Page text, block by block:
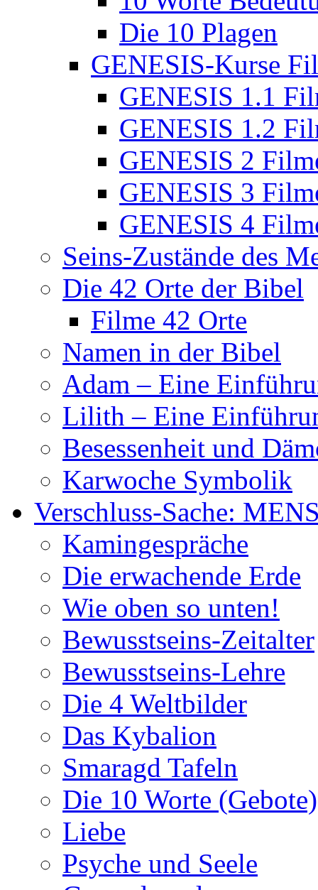
Die 10 Plagen
GENESIS-Kurse
GENESIS 1.1
GENESIS 1.2
GENESIS 2
GENESIS 3
GENESIS 4
Seins-Zustände des
Die 42 Orte der Bibel
Filme 42 Orte
Namen in der Bibel
Adam – Eine
Lilith – Eine
Besessenheit und
Karwoche Symbolik
Verschluss-Sache:
Kamingespräche
Die erwachende Erde
Wie oben so unten!
Bewusstseins-Zeitalter
Bewusstseins-Lehre
Die 4 Weltbilder
Das Kybalion
Smaragd Tafeln
Die 10 Worte (Gebote)
Liebe
Psyche und Seele